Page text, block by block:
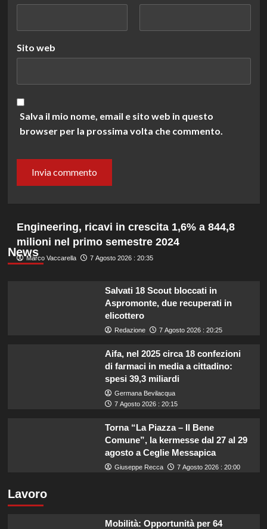
Sito web
Salva il mio nome, email e sito web in questo
browser per la prossima volta che commento.
News
Engineering, ricavi in crescita 1,6% a 844,8
milioni nel primo semestre 2024
Marco Vaccarella 7 Agosto 2026 : 20:35
Salvati 18 Scout bloccati in
Aspromonte, due recuperati in
elicottero
Redazione 7 Agosto 2026 : 20:25
Aifa, nel 2025 circa 18 confezioni
di farmaci in media a cittadino:
spesi 39,3 miliardi
Germana Bevilacqua
7 Agosto 2026 : 20:15
Torna “La Piazza – Il Bene
Comune”, la kermesse dal 27 al 29
agosto a Ceglie Messapica
Giuseppe Recca 7 Agosto 2026 : 20:00
Lavoro
Mobilità: Opportunità per 64